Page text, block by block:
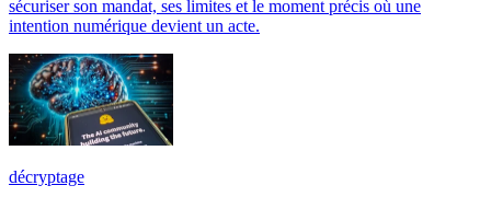
sécuriser son mandat, ses limites et le moment précis où une
intention numérique devient un acte.
décryptage